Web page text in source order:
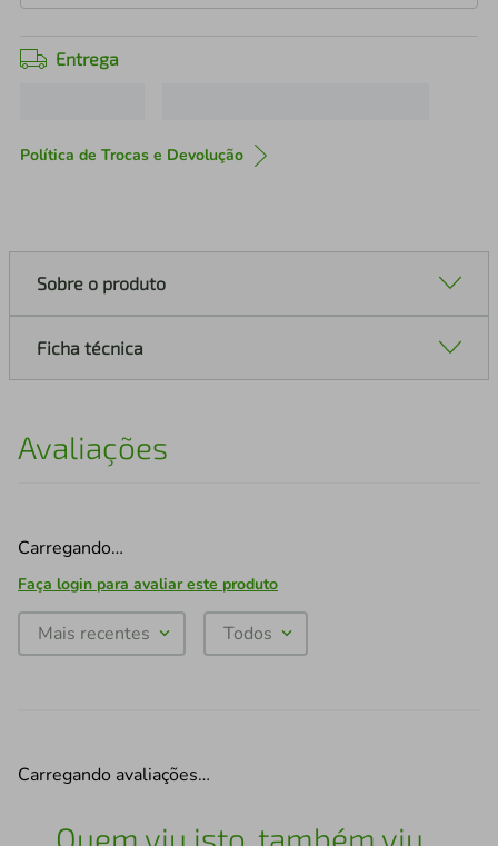
Entrega
Política de Trocas e Devolução
Sobre o produto
Ficha técnica
Avaliações
Carregando…
Faça login para avaliar este produto
Mais recentes Todos
Carregando avaliações…
Quem viu isto, também viu...